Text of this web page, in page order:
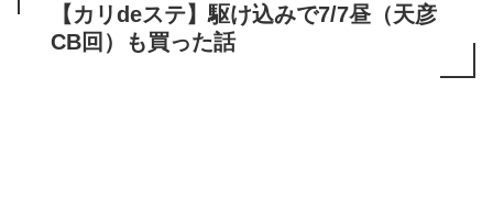
【カリdeステ】駆け込みで7/7昼（天彦
CB回）も買った話